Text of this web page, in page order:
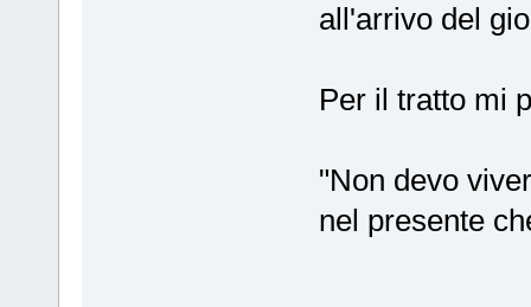
all'arrivo del
Per il tratto mi
"Non devo
nel presente